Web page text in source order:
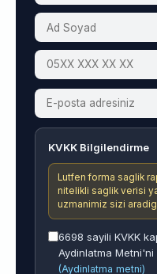
KVKK Bilgilendirme
Lutfen forma saglik
nitelikli saglik verisi
uzmanimiz sizi
6698 sayili KVKK
Aydinlatma
(Aydinlatma metni)